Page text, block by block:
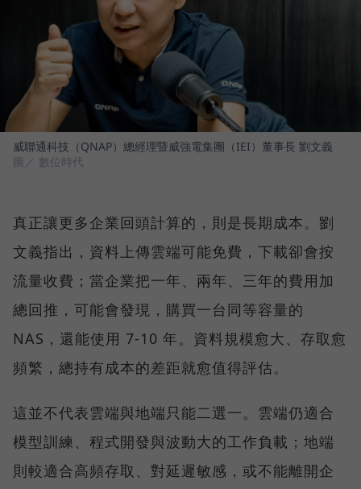
威聯通科技（QNAP）總經理暨威強電集團（IEI）董事長 劉文義
圖／ 數位時代
真正讓更多企業回頭計算的，則是長期成本。劉
文義指出，資料上傳雲端可能免費，下載卻會按
流量收費；當企業把一年、兩年、三年的費用加
總回推，可能會發現，購買一台同等容量的
NAS，還能使用 7-10 年。資料規模愈大、存取愈
頻繁，總持有成本的差距就愈值得評估。
這並不代表雲端與地端只能二選一。雲端仍適合
模型訓練、程式開發與波動大的工作負載；地端
則較適合高頻存取、對延遲敏感，或不能離開企